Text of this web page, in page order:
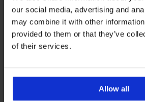
our social media, advertising and
may combine it with other
provided to them or that they’ve
of their services.
Allow all